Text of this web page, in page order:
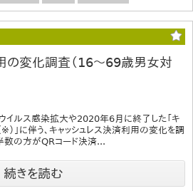
の変化調査（16～69歳男女対
ウイルス感染拡大や2020年6月に終了した「キ
）」に伴う、キャッシュレス決済利用の変化を調
数の方がQRコード決済...
続きを読む